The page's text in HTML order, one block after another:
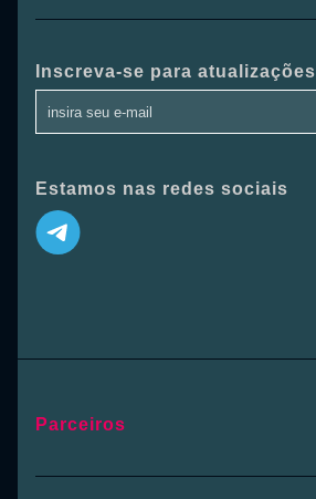
Inscreva-se para atualizações
Estamos nas redes sociais
Parceiros